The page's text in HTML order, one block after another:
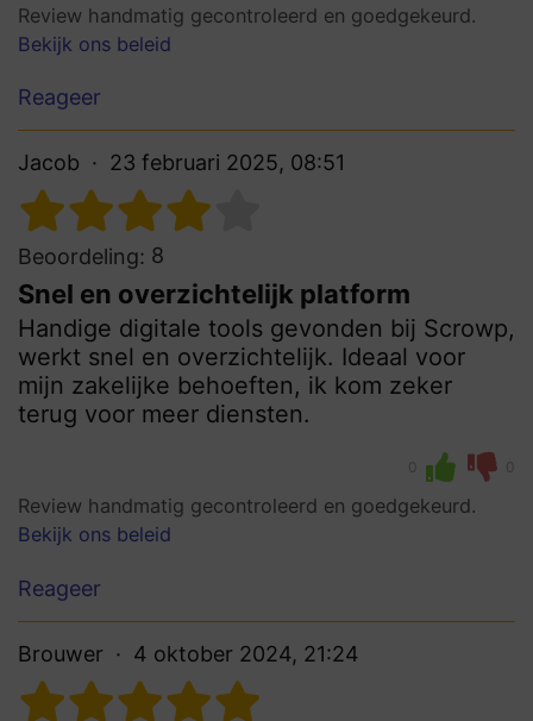
Review handmatig gecontroleerd en goedgekeurd.
Bekijk ons beleid
Reageer
Jacob 23 februari 2025, 08:51
Beoordeling: 8
Snel en overzichtelijk platform
Handige digitale tools gevonden bij Scrowp,
werkt snel en overzichtelijk. Ideaal voor
mijn zakelijke behoeften, ik kom zeker
terug voor meer diensten.
0 0
Review handmatig gecontroleerd en goedgekeurd.
Bekijk ons beleid
Reageer
Brouwer 4 oktober 2024, 21:24